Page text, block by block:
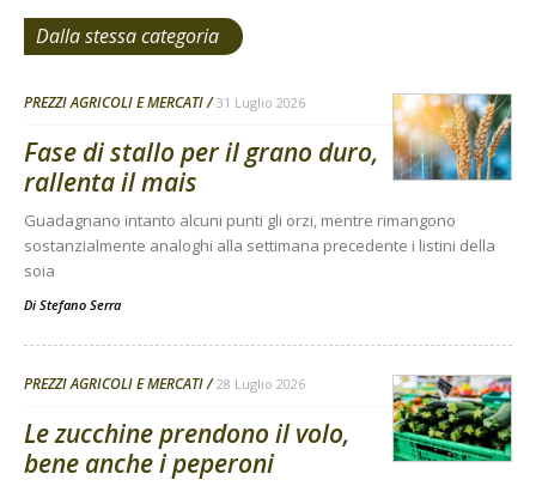
Dalla stessa categoria
PREZZI AGRICOLI E MERCATI 31 Luglio 2026
Fase di stallo per il grano duro,
rallenta il mais
Guadagnano intanto alcuni punti gli orzi, mentre rimangono
sostanzialmente analoghi alla settimana precedente i listini della
soia
Di Stefano Serra
PREZZI AGRICOLI E MERCATI 28 Luglio 2026
Le zucchine prendono il volo,
bene anche i peperoni